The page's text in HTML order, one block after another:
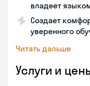
владеет
Создает
уверенного
Читать дальше
Услуги и